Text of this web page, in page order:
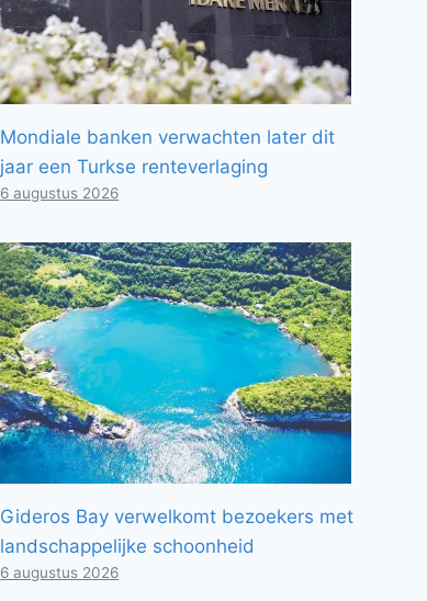
Mondiale banken verwachten later dit
jaar een Turkse renteverlaging
6 augustus 2026
Gideros Bay verwelkomt bezoekers met
landschappelijke schoonheid
6 augustus 2026